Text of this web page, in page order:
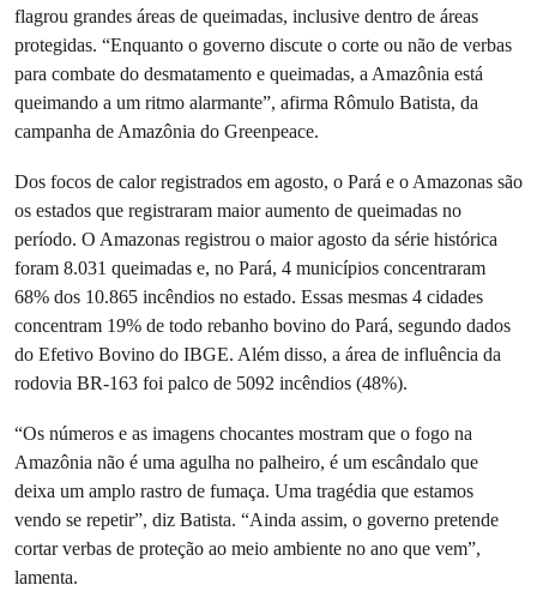
flagrou grandes áreas de queimadas, inclusive dentro de áreas
protegidas. “Enquanto o governo discute o corte ou não de verbas
para combate do desmatamento e queimadas, a Amazônia está
queimando a um ritmo alarmante”, afirma Rômulo Batista, da
campanha de Amazônia do Greenpeace.
Dos focos de calor registrados em agosto, o Pará e o Amazonas são
os estados que registraram maior aumento de queimadas no
período. O Amazonas registrou o maior agosto da série histórica
foram 8.031 queimadas e, no Pará, 4 municípios concentraram
68% dos 10.865 incêndios no estado. Essas mesmas 4 cidades
concentram 19% de todo rebanho bovino do Pará, segundo dados
do Efetivo Bovino do IBGE. Além disso, a área de influência da
rodovia BR-163 foi palco de 5092 incêndios (48%).
“Os números e as imagens chocantes mostram que o fogo na
Amazônia não é uma agulha no palheiro, é um escândalo que
deixa um amplo rastro de fumaça. Uma tragédia que estamos
vendo se repetir”, diz Batista. “Ainda assim, o governo pretende
cortar verbas de proteção ao meio ambiente no ano que vem”,
lamenta.